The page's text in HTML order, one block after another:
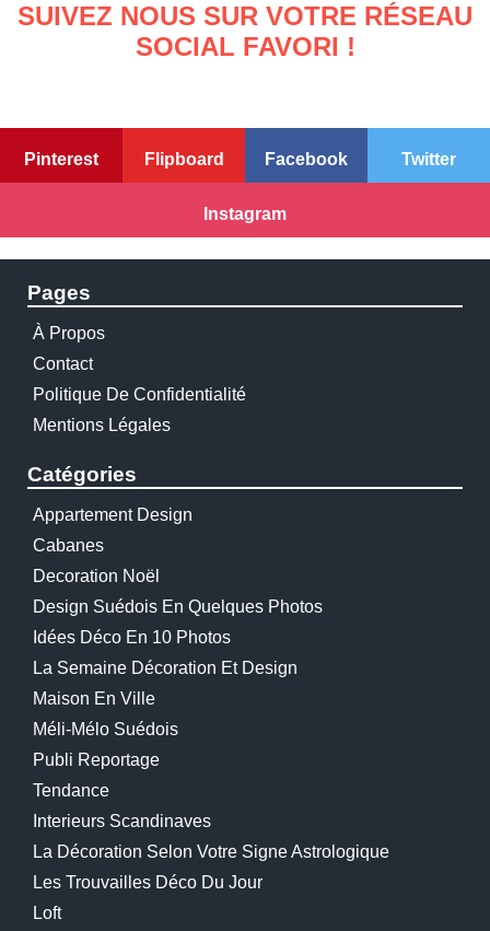
SUIVEZ NOUS SUR VOTRE RÉSEAU
SOCIAL FAVORI !
Pinterest Flipboard Facebook Twitter
Instagram
Pages
À Propos
Contact
Politique De Confidentialité
Mentions Légales
Catégories
Appartement Design
Cabanes
Decoration Noël
Design Suédois En Quelques Photos
Idées Déco En 10 Photos
La Semaine Décoration Et Design
Maison En Ville
Méli-Mélo Suédois
Publi Reportage
Tendance
Interieurs Scandinaves
La Décoration Selon Votre Signe Astrologique
Les Trouvailles Déco Du Jour
Loft